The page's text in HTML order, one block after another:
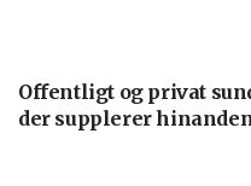
Offentligt og privat
der supplerer hinanden